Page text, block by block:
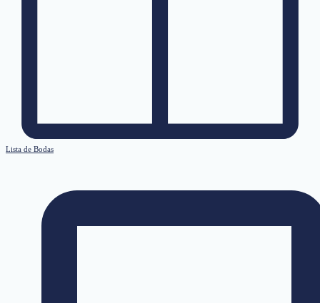
Lista de Bodas